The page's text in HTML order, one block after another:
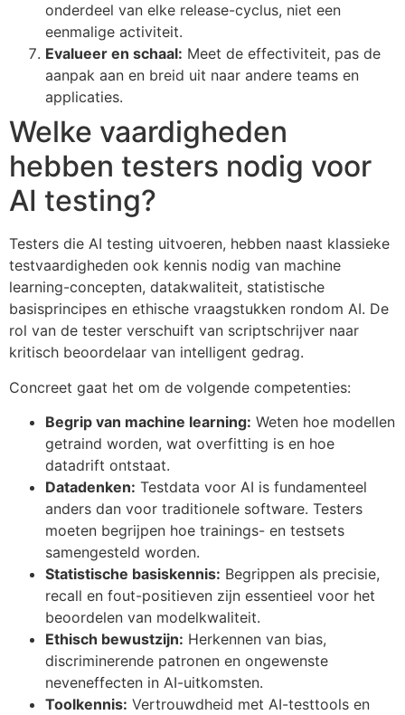
onderdeel van elke release-cyclus, niet een
eenmalige activiteit.
Evalueer en schaal: Meet de effectiviteit, pas de
aanpak aan en breid uit naar andere teams en
applicaties.
Welke vaardigheden
hebben testers nodig voor
AI testing?
Testers die AI testing uitvoeren, hebben naast klassieke
testvaardigheden ook kennis nodig van machine
learning-concepten, datakwaliteit, statistische
basisprincipes en ethische vraagstukken rondom AI. De
rol van de tester verschuift van scriptschrijver naar
kritisch beoordelaar van intelligent gedrag.
Concreet gaat het om de volgende competenties:
Begrip van machine learning: Weten hoe modellen
getraind worden, wat overfitting is en hoe
datadrift ontstaat.
Datadenken: Testdata voor AI is fundamenteel
anders dan voor traditionele software. Testers
moeten begrijpen hoe trainings- en testsets
samengesteld worden.
Statistische basiskennis: Begrippen als precisie,
recall en fout-positieven zijn essentieel voor het
beoordelen van modelkwaliteit.
Ethisch bewustzijn: Herkennen van bias,
discriminerende patronen en ongewenste
neveneffecten in AI-uitkomsten.
Toolkennis: Vertrouwdheid met AI-testtools en